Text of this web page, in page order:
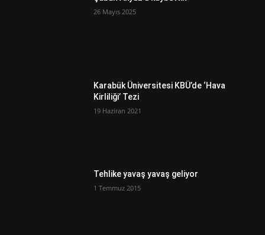
26 Mayıs 2025
Karabük Üniversitesi KBÜ’de ‘Hava
Kirliliği’ Tezi
19 Haziran 2021
Tehlike yavaş yavaş geliyor
1 Temmuz 2015